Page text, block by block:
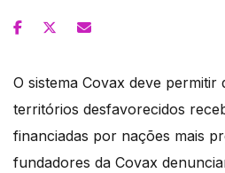
O sistema Covax deve permitir
territórios desfavorecidos
financiadas por nações mais
fundadores da Covax